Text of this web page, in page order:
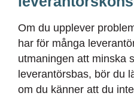
Om du upplever
har för många
utmaningen att minska
leverantörsbas, bör du
om du känner att du